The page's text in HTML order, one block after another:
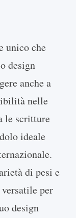
unico che
design
anche a
nelle
le scritture
ideale
di pesi e
per
design